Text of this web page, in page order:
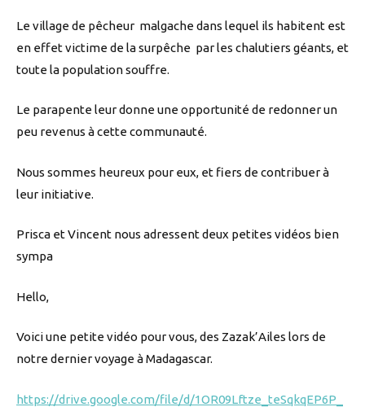
Le village de pêcheur malgache dans lequel ils habitent est
en effet victime de la surpêche par les chalutiers géants, et
toute la population souffre.
Le parapente leur donne une opportunité de redonner un
peu revenus à cette communauté.
Nous sommes heureux pour eux, et fiers de contribuer à
leur initiative.
Prisca et Vincent nous adressent deux petites vidéos bien
sympa
Hello,
Voici une petite vidéo pour vous, des Zazak’Ailes lors de
notre dernier voyage à Madagascar.
https://drive.google.com/file/d/1OR09Lftze_teSqkqEP6P_